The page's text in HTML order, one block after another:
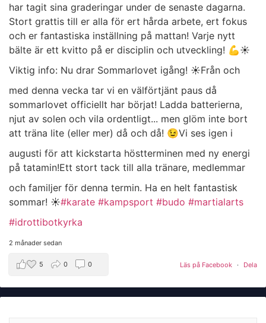
har tagit sina graderingar under de senaste dagarna.
Stort grattis till er alla för ert hårda arbete, ert fokus
och er fantastiska inställning på mattan! Varje nytt
bälte är ett kvitto på er disciplin och utveckling! 💪​☀️
Viktig info: Nu drar Sommarlovet igång! ☀️​Från och
med denna vecka tar vi en välförtjänt paus då
sommarlovet officiellt har börjat! Ladda batterierna,
njut av solen och vila ordentligt... men glöm inte bort
att träna lite (eller mer) då och då! 😉​Vi ses igen i
augusti för att kickstarta höstterminen med ny energi
på tatamin!​Ett stort tack till alla tränare, medlemmar
och familjer för denna termin. Ha en helt fantastisk
sommar! ☀️#karate #kampsport #budo #martialarts
#idrottibotkyrka
2 månader sedan
Läs på Facebook · Dela
5 0 0